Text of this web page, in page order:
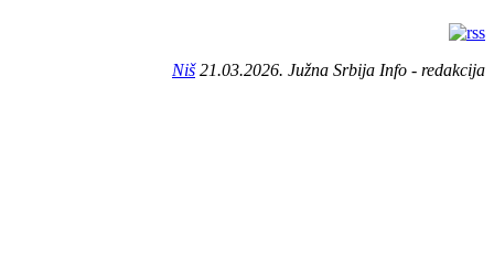
Niš21.03.2026. Južna Srbija Info - redakcija